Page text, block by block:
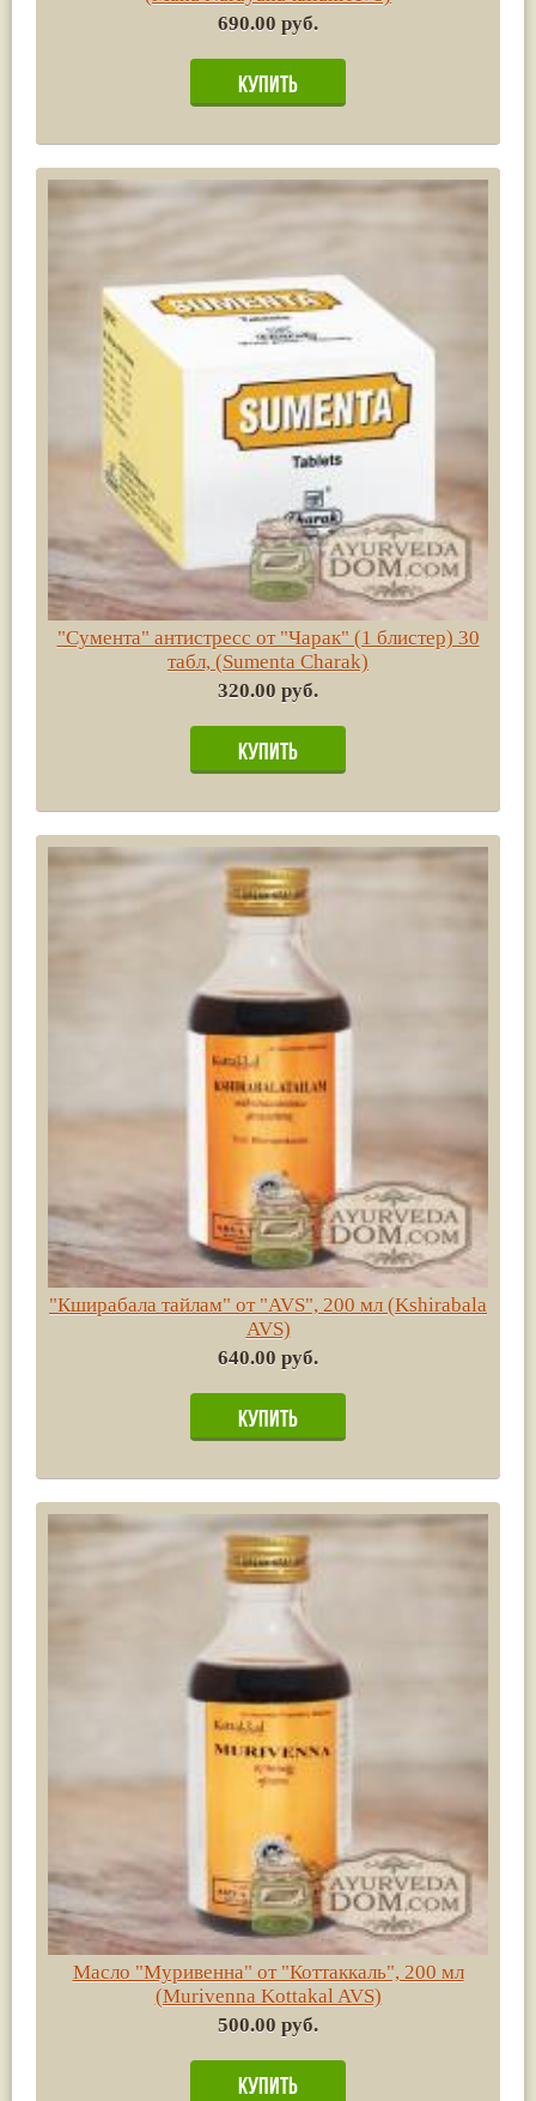
690.00 руб.
"Сумента" антистресс от "Чарак" (1 блистер) 30
табл, (Sumenta Charak)
320.00 руб.
"Кширабала тайлам" от "AVS", 200 мл (Kshirabala
AVS)
640.00 руб.
Масло "Муривенна" от "Коттаккаль", 200 мл
(Murivenna Kottakal AVS)
500.00 руб.